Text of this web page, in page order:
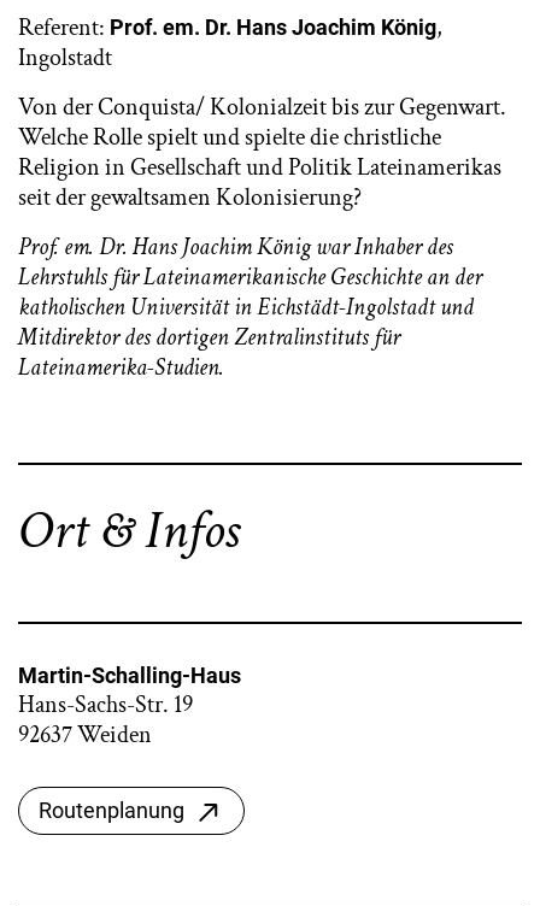
Referent: Prof. em. Dr. Hans Joachim König,
Ingolstadt
Von der Conquista/ Kolonialzeit bis zur Gegenwart.
Welche Rolle spielt und spielte die christliche
Religion in Gesellschaft und Politik Lateinamerikas
seit der gewaltsamen Kolonisierung?
Prof. em. Dr. Hans Joachim Königwar Inhaber des
Lehrstuhls für Lateinamerikanische Geschichte an der
katholischen Universität in Eichstädt-Ingolstadt und
Mitdirektor des dortigen Zentralinstituts für
Lateinamerika-Studien.
Ort & Infos
Martin-Schalling-Haus
Hans-Sachs-Str. 19
92637 Weiden
Routenplanung